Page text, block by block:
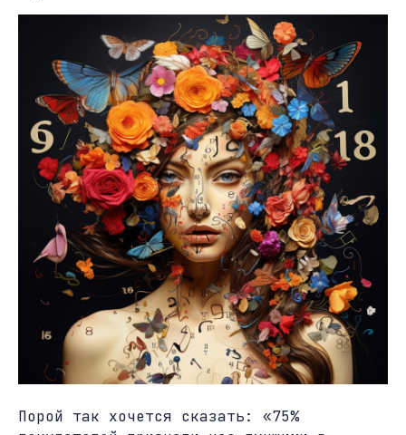
Порой так хочется сказать: «75%